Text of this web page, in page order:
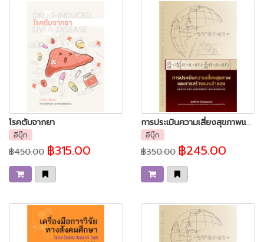
โรคตับจากยา
อีบุ๊ก
฿450.00 ฿315.00
การประเมินความเสี่ยงสุขภาพและการสร้างแบบจำลอง
อีบุ๊ก
฿350.00 ฿245.00